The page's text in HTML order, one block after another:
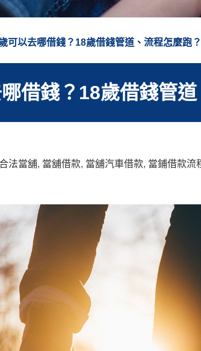
可以去哪借錢？18歲借錢管道、流程怎麼跑？
借錢？18歲借錢管
法當舖, 當舖借款, 當舖汽車借款, 當鋪借款流